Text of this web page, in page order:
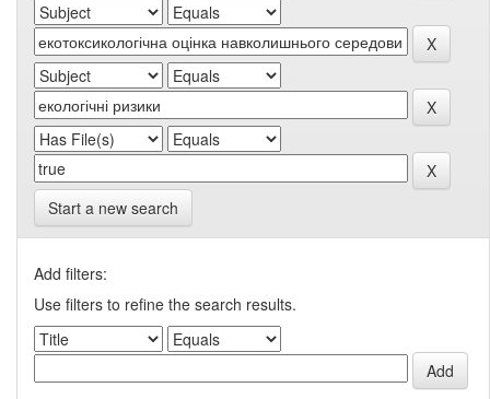
Start a new search
Add filters:
Use filters to refine the search results.